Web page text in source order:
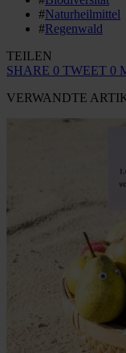
#Naturheilmittel
#Regenwald
TEILEN
SHARE 0 TWEET 0
VERWANDTE